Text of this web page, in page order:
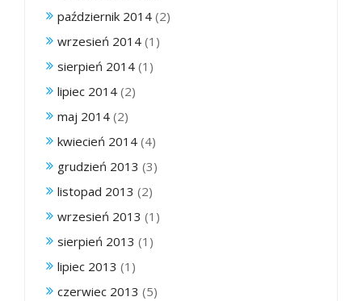
październik 2014 (2)
wrzesień 2014 (1)
sierpień 2014 (1)
lipiec 2014 (2)
maj 2014 (2)
kwiecień 2014 (4)
grudzień 2013 (3)
listopad 2013 (2)
wrzesień 2013 (1)
sierpień 2013 (1)
lipiec 2013 (1)
czerwiec 2013 (5)